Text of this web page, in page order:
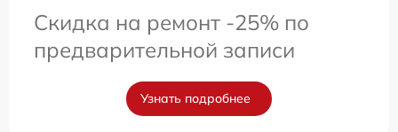
Скидка на ремонт -25% по
предварительной записи
Узнать подробнее